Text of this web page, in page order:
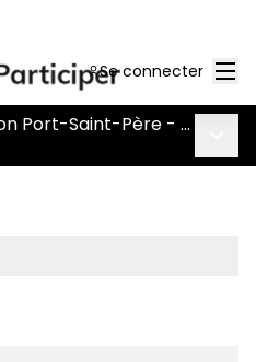
Se connecter
Concertation sur la section Port-Saint-Père - Le Pont Béranger de la route Nantes-Pornic